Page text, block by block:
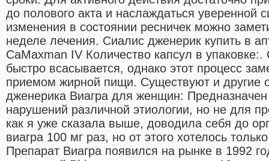
до полового акта и наслаждаться уверенной
изменения в состоянии ресничек можно
неделе лечения. Сиалис дженерик купить в
CaMaxman IV Количество капсул в
быстро всасывается, однако этот процесс
приемом жирной пищи. Существуют и другие
дженерика Виагра для женщин:
нарушений различной этиологии, но не для
как я уже сказала выше, доводила себя до
виагра 100 мг раз, но от этого хотелось
Препарат Виагра появился на рынке в 1992